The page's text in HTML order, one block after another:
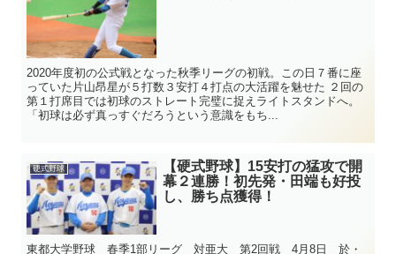
2020年度初の公式戦となった秋季リーグの初戦。この日７番に座
っていた片山昂星が５打数３安打４打点の大活躍を魅せた ２回の
第１打席目では初球のストレート完璧に捉えライトスタンドへ。
「初球は必ず真っすぐだろうという意識をもち...
硬式野球
【硬式野球】15安打の猛攻で開
幕２連勝！初先発・田端も好投
し、勝ち点獲得！
東都大学野球 春季1部リーグ 対亜大 第2回戦 4月8日 於・